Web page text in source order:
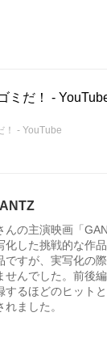
ミだ！ -
！ - YouTube
んの主演映画「
化した挑戦的な作
ですが、実写化の
せんでした。前後
するほどのヒット
ました。